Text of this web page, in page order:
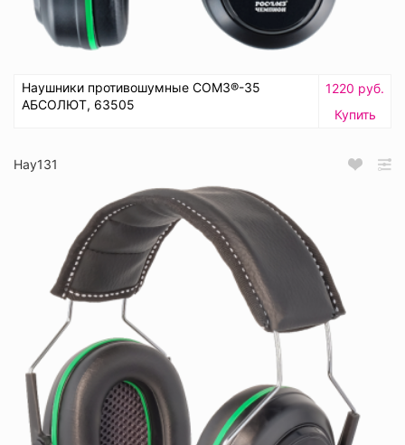
Наушники противошумные СОМЗ®-35
АБСОЛЮТ, 63505
1220 руб.
Купить
Нау131